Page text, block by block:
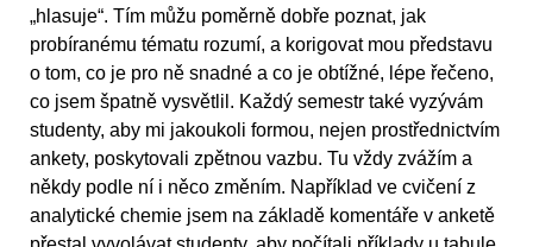
„hlasuje“. Tím můžu poměrně dobře poznat, jak
probíranému tématu rozumí, a korigovat mou představu
o tom, co je pro ně snadné a co je obtížné, lépe řečeno,
co jsem špatně vysvětlil. Každý semestr také vyzývám
studenty, aby mi jakoukoli formou, nejen prostřednictvím
ankety, poskytovali zpětnou vazbu. Tu vždy zvážím a
někdy podle ní i něco změním. Například ve cvičení z
analytické chemie jsem na základě komentáře v anketě